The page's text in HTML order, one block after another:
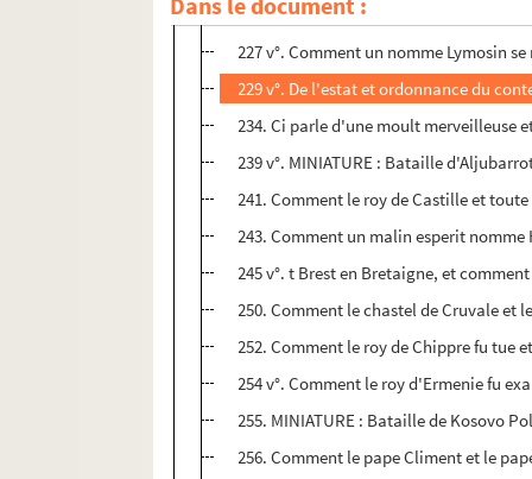
225 v°. Comment pluseurs capitaines
227 v°. Comment un nomme Lymosin
229 v°. De l'estat et ordonnance du
234. Ci parle d'une moult merveilleuse
239 v°. MINIATURE : Bataille
241. Comment le roy de Castille et
243. Comment un malin esperit
245 v°. t Brest en Bretaigne, et
250. Comment le chastel de Cruvale et
252. Comment le roy de Chippre fu tue
254 v°. Comment le roy d'Ermenie fu
255. MINIATURE : Bataille de Kosovo
256. Comment le pape Climent et le